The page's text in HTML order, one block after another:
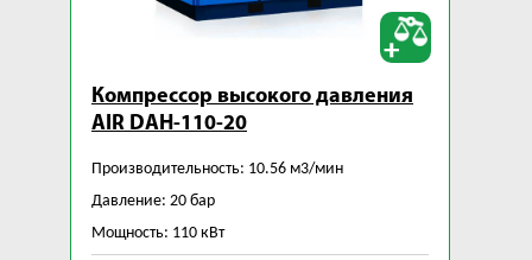
Компрессор высокого давления
AIR DAH-110-20
Производительность: 10.56 м3/мин
Давление: 20 бар
Мощность: 110 кВт